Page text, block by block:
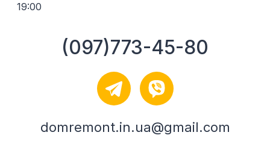
19:00
(097)773-45-80
domremont.in.ua@gmail.com